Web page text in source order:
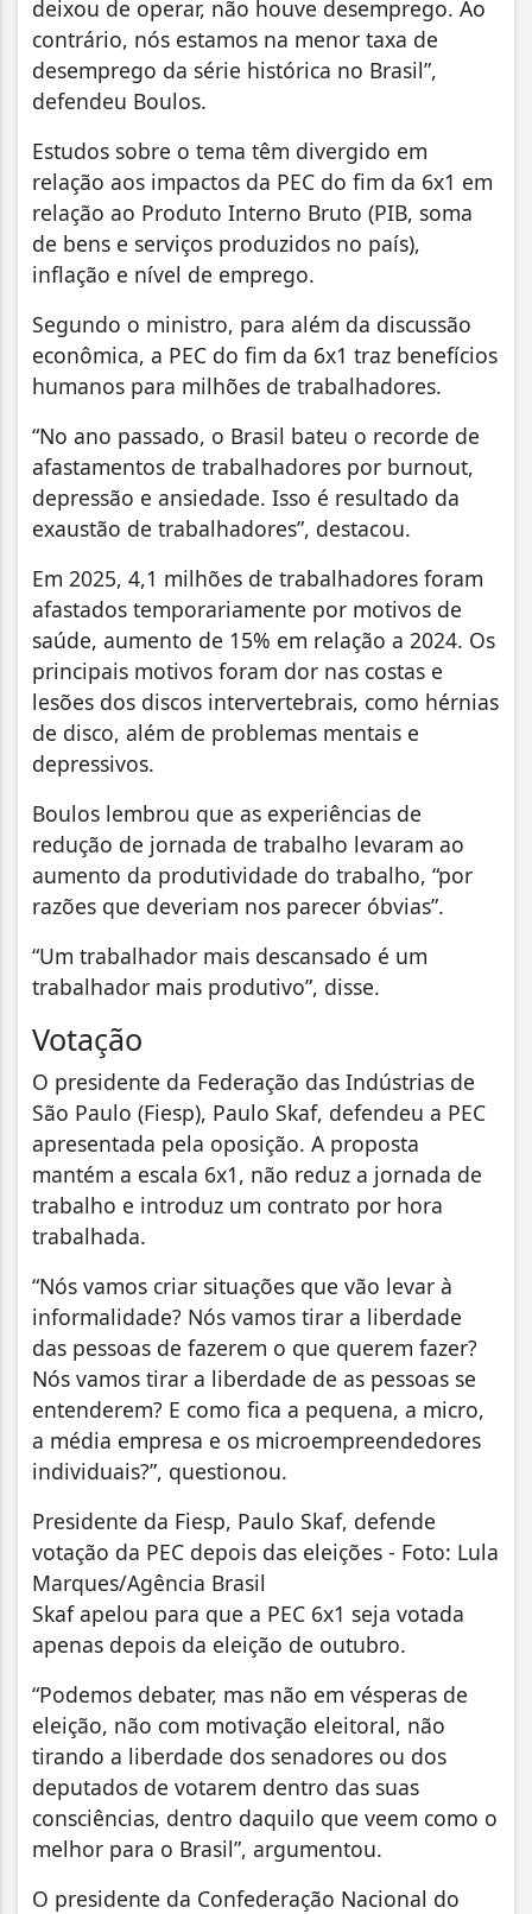
deixou de operar, não houve desemprego. Ao
contrário, nós estamos na menor taxa de
desemprego da série histórica no Brasil”,
defendeu Boulos.
Estudos sobre o tema têm divergido em
relação aos impactos da PEC do fim da 6x1 em
relação ao Produto Interno Bruto (PIB, soma
de bens e serviços produzidos no país),
inflação e nível de emprego.
Segundo o ministro, para além da discussão
econômica, a PEC do fim da 6x1 traz benefícios
humanos para milhões de trabalhadores.
“No ano passado, o Brasil bateu o recorde de
afastamentos de trabalhadores por burnout,
depressão e ansiedade. Isso é resultado da
exaustão de trabalhadores”, destacou.
Em 2025, 4,1 milhões de trabalhadores foram
afastados temporariamente por motivos de
saúde, aumento de 15% em relação a 2024. Os
principais motivos foram dor nas costas e
lesões dos discos intervertebrais, como hérnias
de disco, além de problemas mentais e
depressivos.
Boulos lembrou que as experiências de
redução de jornada de trabalho levaram ao
aumento da produtividade do trabalho, “por
razões que deveriam nos parecer óbvias”.
“Um trabalhador mais descansado é um
trabalhador mais produtivo”, disse.
Votação
O presidente da Federação das Indústrias de
São Paulo (Fiesp), Paulo Skaf, defendeu a PEC
apresentada pela oposição. A proposta
mantém a escala 6x1, não reduz a jornada de
trabalho e introduz um contrato por hora
trabalhada.
“Nós vamos criar situações que vão levar à
informalidade? Nós vamos tirar a liberdade
das pessoas de fazerem o que querem fazer?
Nós vamos tirar a liberdade de as pessoas se
entenderem? E como fica a pequena, a micro,
a média empresa e os microempreendedores
individuais?”, questionou.
Presidente da Fiesp, Paulo Skaf, defende
votação da PEC depois das eleições - Foto: Lula
Marques/Agência Brasil
Skaf apelou para que a PEC 6x1 seja votada
apenas depois da eleição de outubro.
“Podemos debater, mas não em vésperas de
eleição, não com motivação eleitoral, não
tirando a liberdade dos senadores ou dos
deputados de votarem dentro das suas
consciências, dentro daquilo que veem como o
melhor para o Brasil”, argumentou.
O presidente da Confederação Nacional do